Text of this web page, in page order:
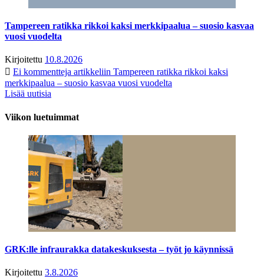
Tampereen ratikka rikkoi kaksi merkkipaalua – suosio kasvaa
vuosi vuodelta
Kirjoitettu 10.8.2026
Ei kommentteja artikkeliin Tampereen ratikka rikkoi kaksi
merkkipaalua – suosio kasvaa vuosi vuodelta
Lisää uutisia
Viikon luetuimmat
GRK:lle infraurakka datakeskuksesta – työt jo käynnissä
Kirjoitettu 3.8.2026